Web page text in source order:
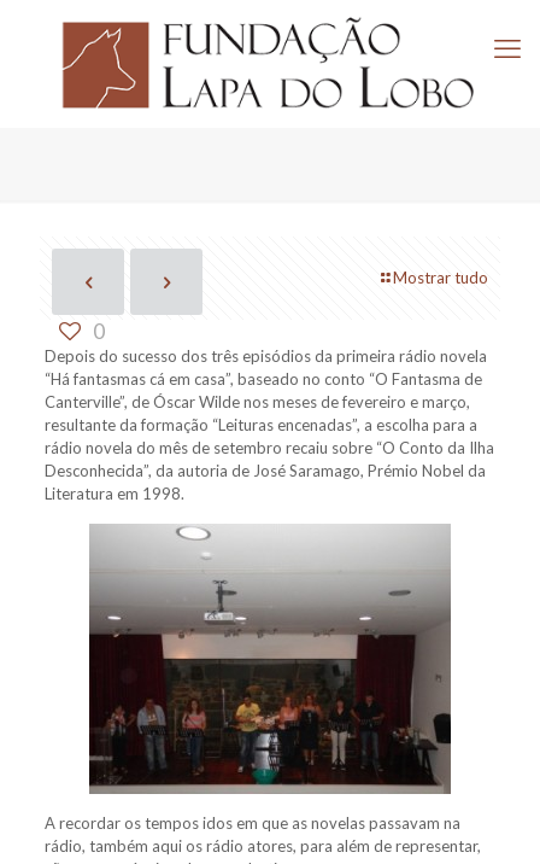
Mostrar tudo
0
Depois do sucesso dos três episódios da primeira rádio novela
“Há fantasmas cá em casa”, baseado no conto “O Fantasma de
Canterville”, de Óscar Wilde nos meses de fevereiro e março,
resultante da formação “Leituras encenadas”, a escolha para a
rádio novela do mês de setembro recaiu sobre “O Conto da Ilha
Desconhecida”, da autoria de José Saramago, Prémio Nobel da
Literatura em 1998.
A recordar os tempos idos em que as novelas passavam na
rádio, também aqui os rádio atores, para além de representar,